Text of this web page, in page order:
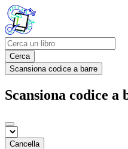
Cerca
Scansiona codice a barre
Scansiona codice a
Cancella